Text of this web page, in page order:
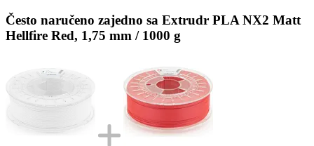
Često naručeno zajedno sa Extrudr PLA NX2 Matt
Hellfire Red, 1,75 mm / 1000 g